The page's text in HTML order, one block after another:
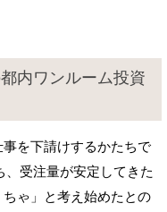
内ワンルーム投資
を下請けするかたちで
受注量が安定してきた
ゃ」と考え始めたとの